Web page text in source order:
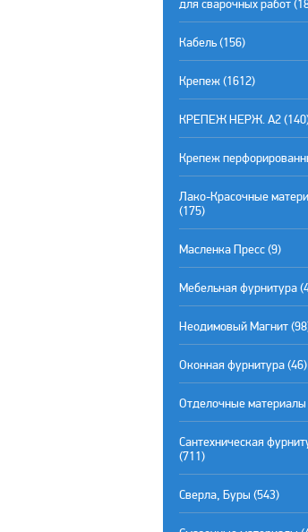
для сварочных работ
Кабель (156)
Крепеж (1612)
КРЕПЕЖ НЕРЖ. А2
Крепеж
Лако-Красочные
(175)
Масленка Пресс (9)
Мебельная фурнитура
Неодимовый Магнит
Оконная фурнитура (46)
Отделочные материалы
Сантехническая
(711)
Сверла, Буры (543)